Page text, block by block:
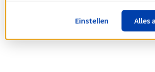
Weitere Informationen finden Sie in
zur Verwendung von Cookies.
Einstellen Alles